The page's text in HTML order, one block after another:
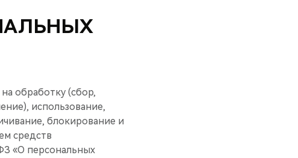
обработку (сбор,
использование,
блокирование и
средств
«О персональных